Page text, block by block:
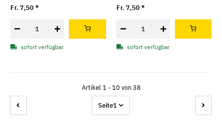
Fr. 7,50*
sofort verfügbar
Fr. 7,50*
sofort verfügbar
Artikel 1 - 10 von 38
Seite1